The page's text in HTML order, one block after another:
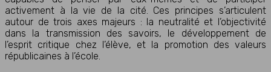
activement à la vie de la cité. Ces principes s’articulent
autour de trois axes majeurs : la neutralité et l’objectivité
dans la transmission des savoirs, le développement de
l’esprit critique chez l’élève, et la promotion des valeurs
républicaines à l’école.